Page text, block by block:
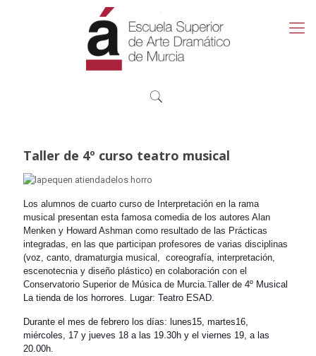
Taller de 4º curso teatro musical
Los alumnos de cuarto curso de Interpretación en la rama
musical presentan esta famosa comedia de los autores Alan
Menken y Howard Ashman como resultado de las Prácticas
integradas, en las que participan profesores de varias disciplinas
(voz, canto, dramaturgia musical, coreografía, interpretación,
escenotecnia y diseño plástico) en colaboración con el
Conservatorio Superior de Música de Murcia.Taller de 4º Musical
La tienda de los horrores. Lugar: Teatro ESAD.
Durante el mes de febrero los días: lunes15, martes16,
miércoles, 17 y jueves 18 a las 19.30h y el viernes 19, a las
20.00h.